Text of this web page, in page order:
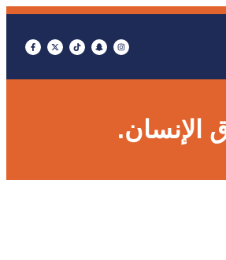
الإنسان.